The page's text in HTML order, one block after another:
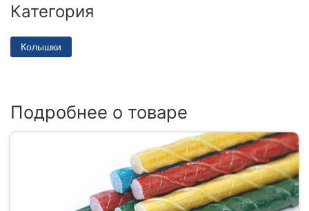
Категория
Колышки
Подробнее о товаре